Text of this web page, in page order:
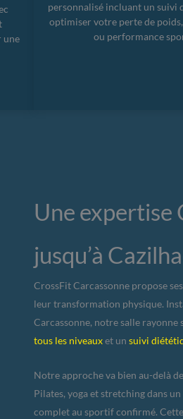
une
personnalisé incluant un suivi
optimiser votre perte de
ou performance
Une expertise
jusqu’à
CrossFit Carcassonne propose
leur transformation physique.
Carcassonne, notre salle rayonne
tous les niveauxet un suivi
Notre approche va bien au-delà
Pilates, yoga et stretching dans
complet au sportif confirmé.